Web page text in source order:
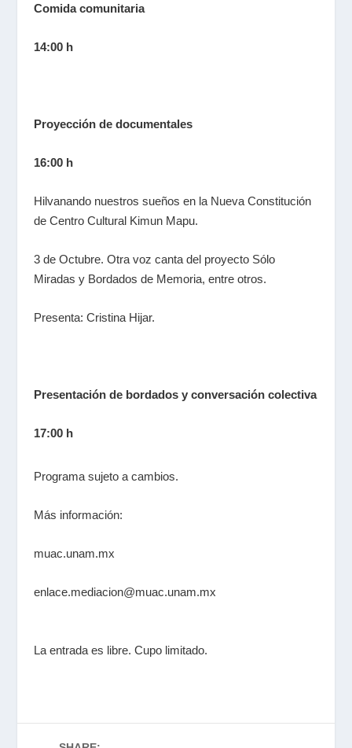
Comida comunitaria
14:00 h
Proyección de documentales
16:00 h
Hilvanando nuestros sueños en la Nueva Constitución
de Centro Cultural Kimun Mapu.
3 de Octubre. Otra voz cantadel proyecto Sólo
Miradas y Bordados de Memoria, entre otros.
Presenta: Cristina Hijar.
Presentación de bordados y conversación colectiva
17:00 h
Programa sujeto a cambios.
Más información:
muac.unam.mx
enlace.mediacion@muac.unam.mx
La entrada es libre. Cupo limitado.